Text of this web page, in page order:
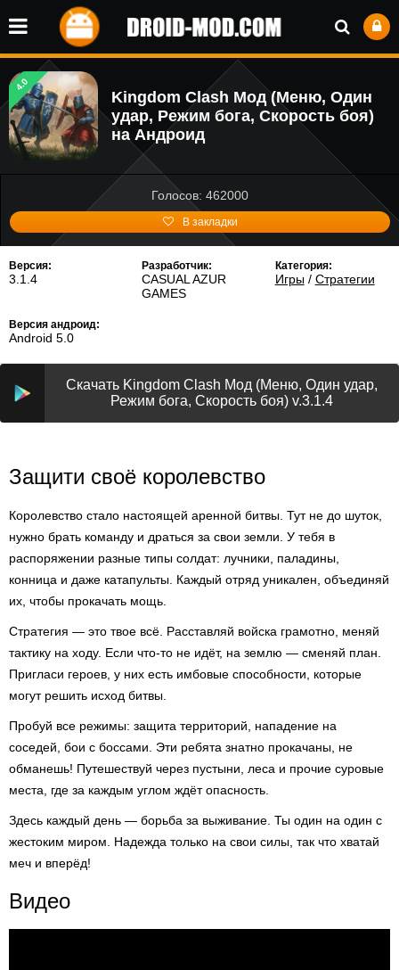
4.0
Kingdom Clash Мод (Меню, Один
удар, Режим бога, Скорость боя)
на Андроид
Голосов: 462000
В закладки
Версия:
3.1.4
Разработчик:
CASUAL AZUR
GAMES
Категория:
Игры/ Стратегии
Версия андроид:
Android 5.0
Скачать Kingdom Clash Мод (Меню, Один удар,
Режим бога, Скорость боя) v.3.1.4
Защити своё королевство
Королевство стало настоящей аренной битвы. Тут не до шуток,
нужно брать команду и драться за свои земли. У тебя в
распоряжении разные типы солдат: лучники, паладины,
конница и даже катапульты. Каждый отряд уникален, объединяй
их, чтобы прокачать мощь.
Стратегия — это твое всё. Расставляй войска грамотно, меняй
тактику на ходу. Если что-то не идёт, на землю — сменяй план.
Пригласи героев, у них есть имбовые способности, которые
могут решить исход битвы.
Пробуй все режимы: защита территорий, нападение на
соседей, бои с боссами. Эти ребята знатно прокачаны, не
обманешь! Путешествуй через пустыни, леса и прочие суровые
места, где за каждым углом ждёт опасность.
Здесь каждый день — борьба за выживание. Ты один на один с
жестоким миром. Надежда только на свои силы, так что хватай
меч и вперёд!
Видео